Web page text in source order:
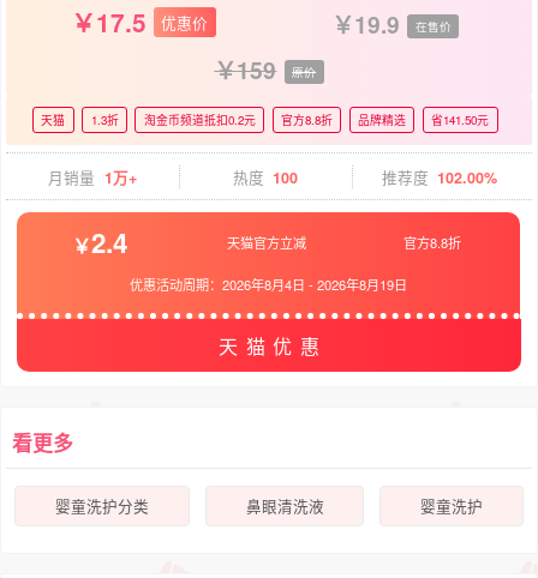
17.5 优惠价 19.9 在售价
159 原价
天猫 1.3折 淘金币频道抵扣0.2元 官方8.8折 品牌精选 省141.50元
月销量 1万+ 热度 100 推荐度 102.00%
2.4 天猫官方立减 官方8.8折
优惠活动周期：2026年8月4日 -2026年8月19日
天猫优惠
看更多
婴童洗护分类 鼻眼清洗液 婴童洗护